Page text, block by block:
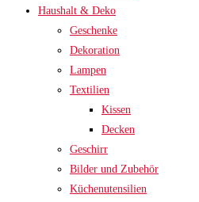
Haushalt & Deko
Geschenke
Dekoration
Lampen
Textilien
Kissen
Decken
Geschirr
Bilder und Zubehör
Küchenutensilien